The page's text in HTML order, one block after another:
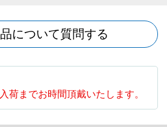
について質問する
荷までお時間頂戴いたします。